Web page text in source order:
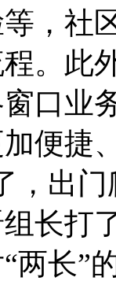
，社
。此
口业
便捷
，出
长打
两长”